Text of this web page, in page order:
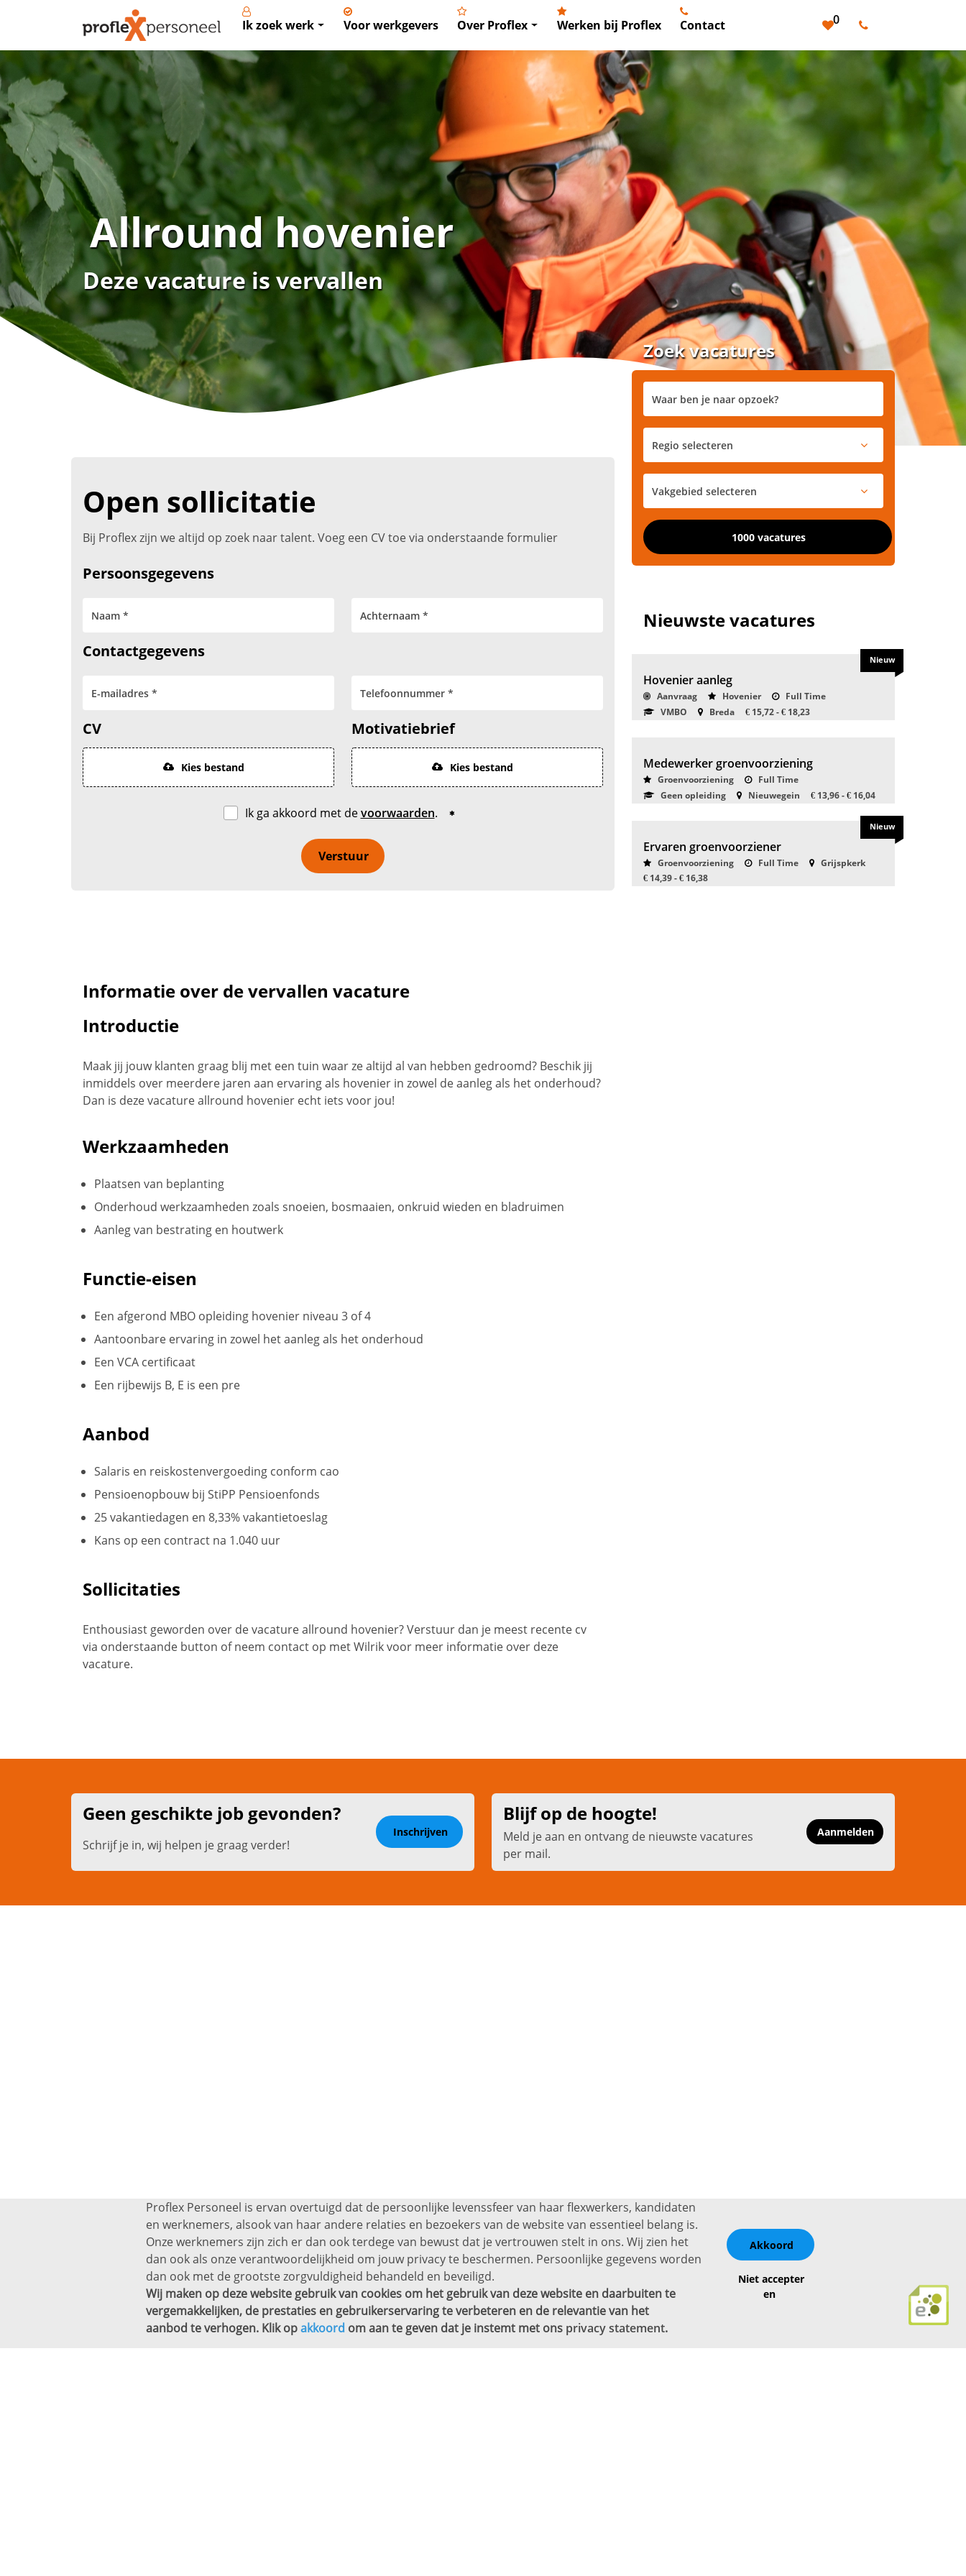
Ik zoek werk Voor werkgevers Over Proflex Werken bij Proflex Contact 0
Allround hovenier
Deze vacature is vervallen
Open sollicitatie
Bij Proflex zijn we altijd op zoek naar talent. Voeg een CV toe via onderstaande formulier
Persoonsgegevens
Contactgegevens
CV
Kies bestand
Motivatiebrief
Kies bestand
Ik ga akkoord met devoorwaarden.
Verstuur
Informatie over de vervallen vacature
Introductie
Maak jij jouw klanten graag blij met een tuin waar ze altijd al van hebben gedroomd? Beschik jij
inmiddels over meerdere jaren aan ervaring als hovenier in zowel de aanleg als het onderhoud?
Dan is deze vacature allround hovenier echt iets voor jou!
Werkzaamheden
Plaatsen van beplanting
Onderhoud werkzaamheden zoals snoeien, bosmaaien, onkruid wieden en bladruimen
Aanleg van bestrating en houtwerk
Functie-eisen
Een afgerond MBO opleiding hovenier niveau 3 of 4
Aantoonbare ervaring in zowel het aanleg als het onderhoud
Een VCA certificaat
Een rijbewijs B, E is een pre
Aanbod
Salaris en reiskostenvergoeding conform cao
Pensioenopbouw bij StiPP Pensioenfonds
25 vakantiedagen en 8,33% vakantietoeslag
Kans op een contract na 1.040 uur
Sollicitaties
Enthousiast geworden over de vacature allround hovenier? Verstuur dan je meest recente cv
via onderstaande button of neem contact op met Wilrik voor meer informatie over deze
vacature.
Zoek vacatures
1000 vacatures
Nieuwste vacatures
Hovenier aanleg
Aanvraag Hovenier
Full Time
VMBO
Breda € 15,72 - € 18,23
Nieuw
Medewerker groenvoorziening
Groenvoorziening
Full Time
Geen opleiding
Nieuwegein € 13,96 - € 16,04
Ervaren groenvoorziener
Groenvoorziening Full Time Grijspkerk
€ 14,39 - € 16,38
Nieuw
Geen geschikte job gevonden?
Schrijf je in, wij helpen je graag verder!
Inschrijven
Blijf op de hoogte!
Meld je aan en ontvang de nieuwste vacatures
per mail.
Aanmelden
Proflex Personeel is ervan overtuigd dat de persoonlijke levenssfeer van haar flexwerkers, kandidaten
en werknemers, alsook van haar andere relaties en bezoekers van de website van essentieel belang is.
Onze werknemers zijn zich er dan ook terdege van bewust dat je vertrouwen stelt in ons. Wij zien het
dan ook als onze verantwoordelijkheid om jouw privacy te beschermen. Persoonlijke gegevens worden
dan ook met de grootste zorgvuldigheid behandeld en beveiligd.
Wij maken op deze website gebruik van cookies om het gebruik van deze website en daarbuiten te
vergemakkelijken, de prestaties en gebruikerservaring te verbeteren en de relevantie van het
aanbod te verhogen. Klik opakkoord om aan te geven dat je instemt met ons privacy statement.
Akkoord
Niet accepter
en